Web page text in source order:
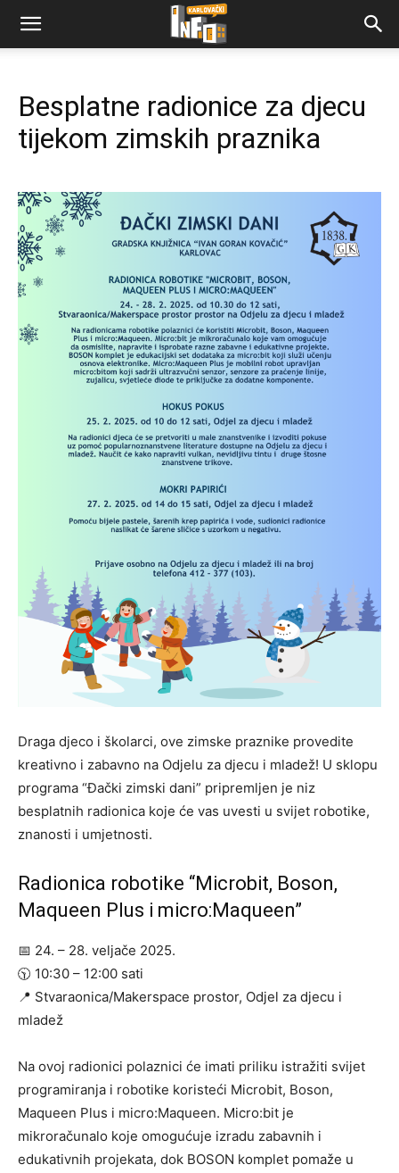
Besplatne radionice za djecu
tijekom zimskih praznika
Draga djeco i školarci, ove zimske praznike provedite
kreativno i zabavno na Odjelu za djecu i mladež! U sklopu
programa “Đački zimski dani” pripremljen je niz
besplatnih radionica koje će vas uvesti u svijet robotike,
znanosti i umjetnosti.
Radionica robotike “Microbit, Boson,
Maqueen Plus i micro:Maqueen”
📅 24. – 28. veljače 2025.
🕥 10:30 – 12:00 sati
📍 Stvaraonica/Makerspace prostor, Odjel za djecu i
mladež
Na ovoj radionici polaznici će imati priliku istražiti svijet
programiranja i robotike koristeći Microbit, Boson,
Maqueen Plus i micro:Maqueen. Micro:bit je
mikroračunalo koje omogućuje izradu zabavnih i
edukativnih projekata, dok BOSON komplet pomaže u